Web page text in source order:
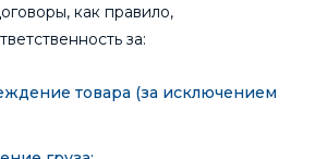
как правило,
за:
товара (за исключением